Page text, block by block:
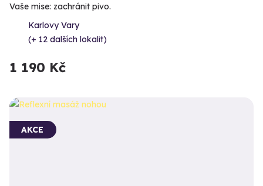
Vaše mise: zachránit pivo.
Karlovy Vary
(+ 12 dalších lokalit)
1 190 Kč
AKCE